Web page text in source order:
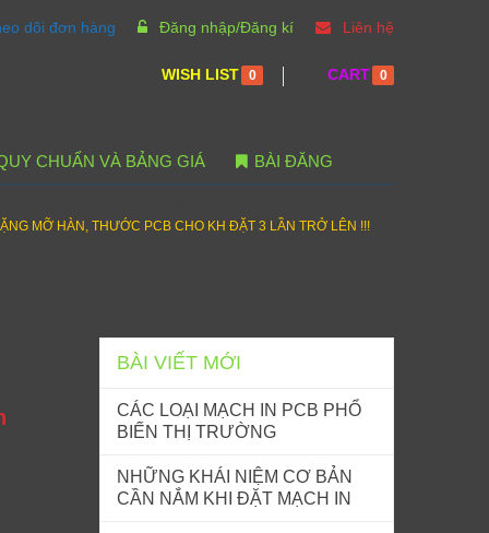
dõi đơn hàng Đăng nhập/Đăng kí Liên hệ
WISH LIST 0 CART 0
CHUẨN VÀ BẢNG GIÁ BÀI ĐĂNG
MỠ HÀN, THƯỚC PCB CHO KH ĐẶT 3 LẦN TRỞ LÊN !!!
BÀI VIẾT MỚI
CÁC LOẠI MẠCH IN PCB PHỔ
BIẾN THỊ TRƯỜNG
NHỮNG KHÁI NIỆM CƠ BẢN
CẦN NẮM KHI ĐẶT MẠCH IN